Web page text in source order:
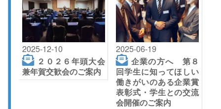
2025-12-10
２０２６年頭大会
兼年賀交歓会のご案内
2025-06-19
企業の方へ 第８
回学生に知ってほしい
働きがいのある企業賞
表彰式・学生との交流
会開催のご案内